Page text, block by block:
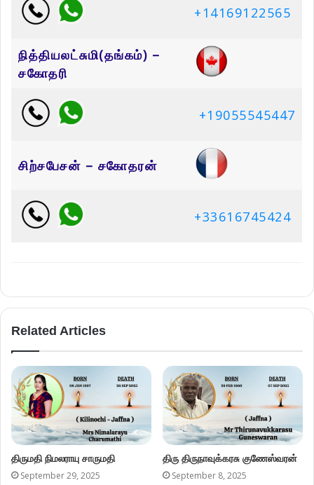
+14169122565
நித்தியலட்சுமி(தங்கம்) –
சகோதரி
+19055545447
சிற்சபேசன் – சகோதரன்
+33616745424
Related Articles
திருமதி நிமலராயு சாருமதி
September 29, 2025
திரு திருநாவுக்கரசு குணேஸ்வரன்
September 8, 2025